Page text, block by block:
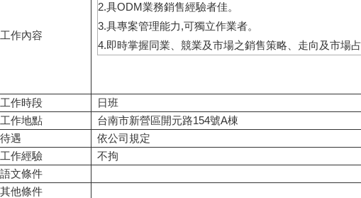
工作內容
2.具ODM業務銷售經驗者佳。
3.具專案管理能力,可獨立作業者。
4.即時掌握同業、競業及市場之銷售策略、走向及市場占
工作時段
日班
工作地點
台南市新營區開元路154號A棟
待遇
依公司規定
工作經驗
不拘
語文條件
其他條件